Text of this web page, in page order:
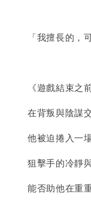
「我擅長的，可
《遊戲結束之
在背叛與陰謀交
他被迫捲入一場
狙擊手的冷靜與
能否助他在重重